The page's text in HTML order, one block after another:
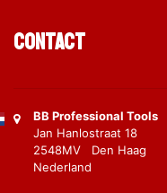
Contact
BB Professional Tools
Jan Hanlostraat 18
2548MV Den Haag
Nederland